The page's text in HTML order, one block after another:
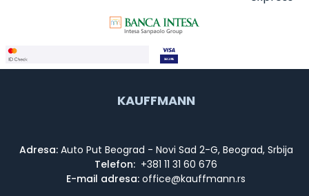
KAUFFMANN
Adresa:Auto Put Beograd - Novi Sad 2-G, Beograd, Srbija
Telefon: +381 11 31 60 676
E-mail adresa: